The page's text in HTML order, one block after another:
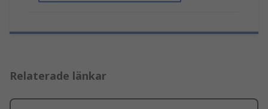
Relaterade länkar